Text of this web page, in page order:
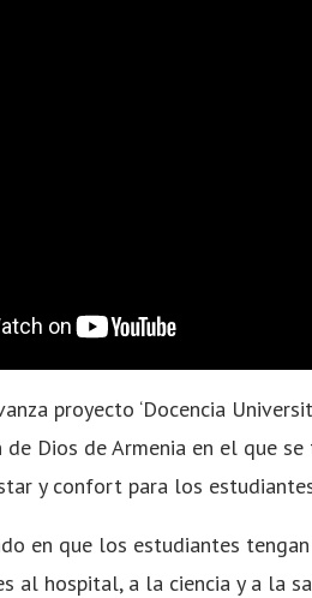
proyecto ‘Docencia
de Dios de Armenia en el que
y confort para los
en que los estudiantes
al hospital, a la ciencia y a la